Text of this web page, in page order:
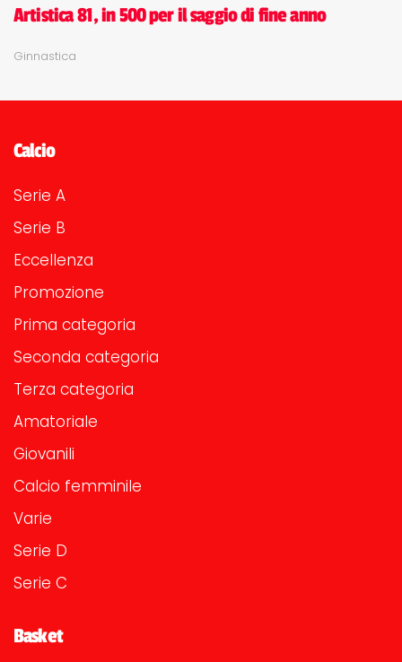
Artistica 81, in 500 per il saggio di fine anno
Ginnastica
Calcio
Serie A
Serie B
Eccellenza
Promozione
Prima categoria
Seconda categoria
Terza categoria
Amatoriale
Giovanili
Calcio femminile
Varie
Serie D
Serie C
Basket